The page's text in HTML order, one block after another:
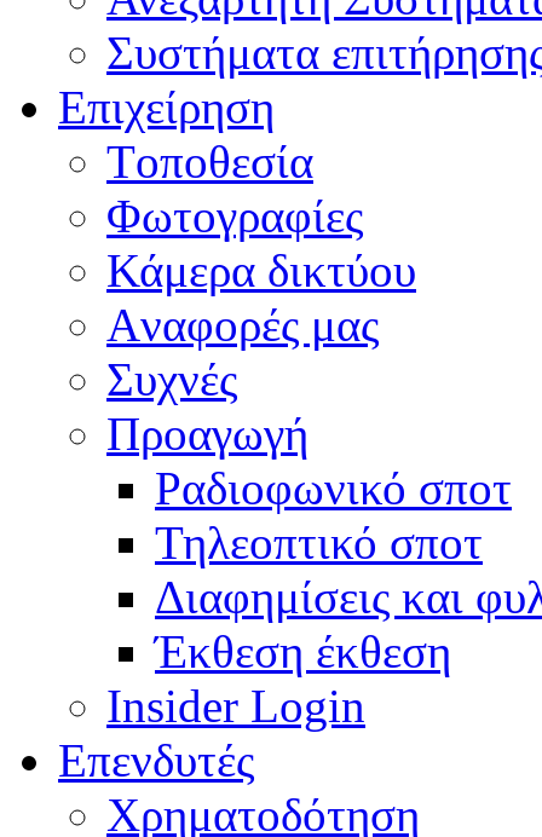
Συστήματα
Επιχείρηση
Tοποθεσία
Φωτογραφίες
Κάμερα δικτύου
Aναφορές μας
Συχνές
Προαγωγή
Ραδιοφωνικό σποτ
Τηλεοπτικό σποτ
Διαφημίσεις και
Έκθεση έκθεση
Insider Login
Επενδυτές
Χρηματοδότηση